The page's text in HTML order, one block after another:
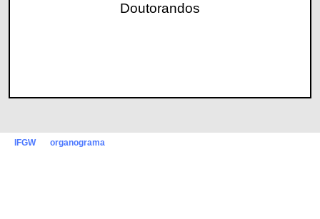
Doutorandos
IFGW organograma